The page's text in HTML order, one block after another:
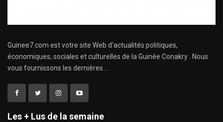
Guinee7.com est votre site Web d'actualités politiques,
économiques, sociales et culturelles de la Guinée Conakry . Nous
vous fournissons les dernières ...
Les + Lus de la semaine